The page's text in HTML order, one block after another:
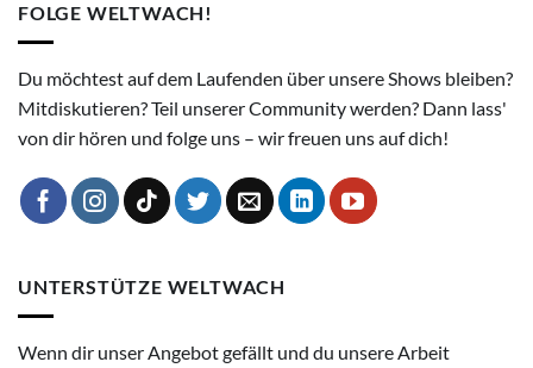
FOLGE WELTWACH!
Du möchtest auf dem Laufenden über unsere Shows bleiben?
Mitdiskutieren? Teil unserer Community werden? Dann lass'
von dir hören und folge uns – wir freuen uns auf dich!
UNTERSTÜTZE WELTWACH
Wenn dir unser Angebot gefällt und du unsere Arbeit